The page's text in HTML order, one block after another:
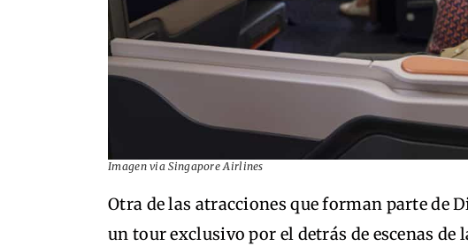
Imagen via Singapore Airlines
Otra de las atracciones que forman parte de
un tour exclusivo por el detrás de escenas de